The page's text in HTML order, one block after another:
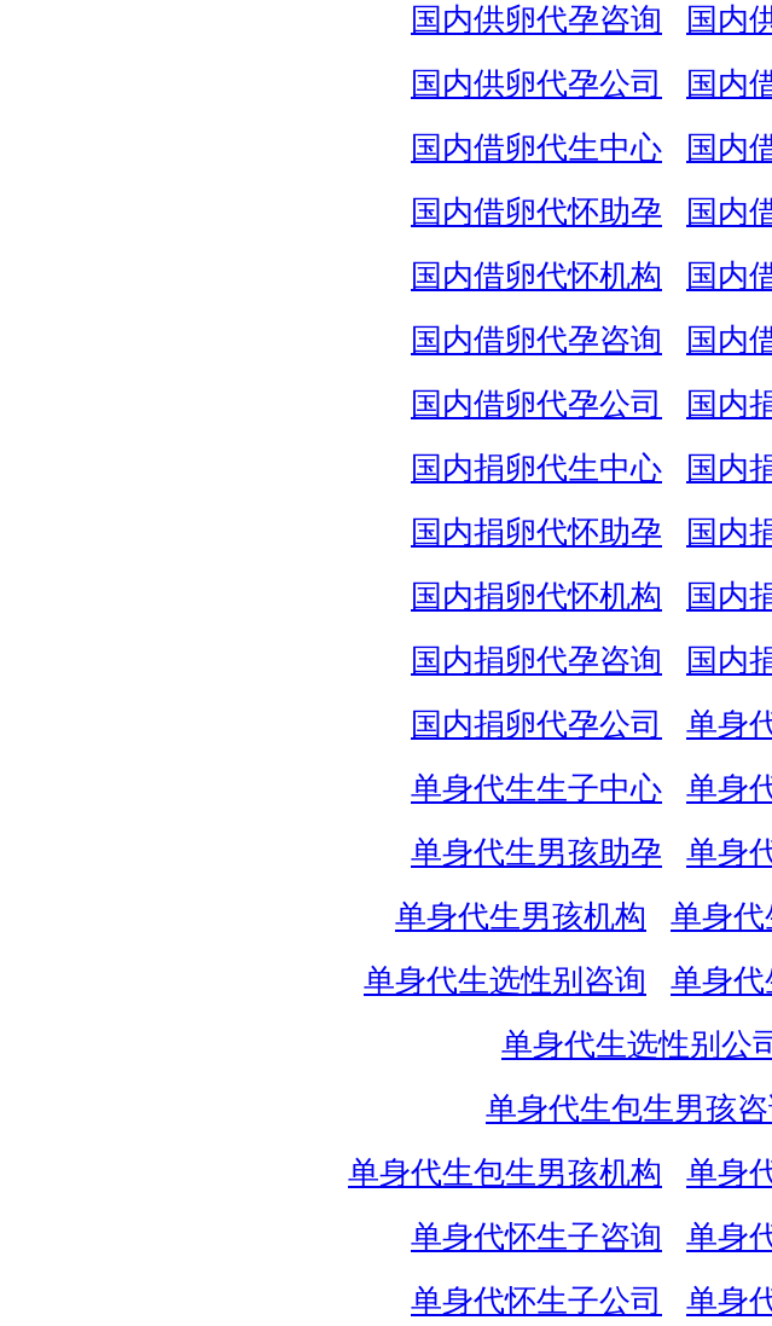
国内供卵代孕咨询
国内
国内供卵代孕公司
国内
国内借卵代生中心
国内
国内借卵代怀助孕
国内
国内借卵代怀机构
国内
国内借卵代孕咨询
国内
国内借卵代孕公司
国内
国内捐卵代生中心
国内
国内捐卵代怀助孕
国内
国内捐卵代怀机构
国内
国内捐卵代孕咨询
国内
国内捐卵代孕公司
单身
单身代生生子中心
单身
单身代生男孩助孕
单身
单身代生男孩机构
单身代
单身代生选性别咨询
单身
单身代生选性别公
单身代生包生男孩
单身代生包生男孩机构
单身
单身代怀生子咨询
单身
单身代怀生子公司
单身